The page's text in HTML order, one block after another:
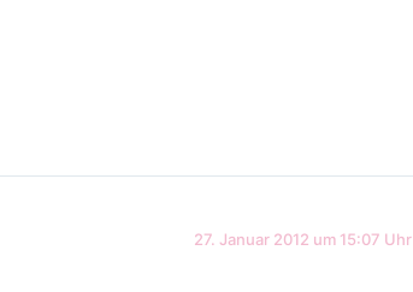
27. Januar 2012 um 15:07 Uhr